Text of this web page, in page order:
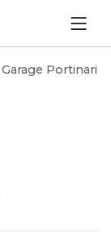
Garage Portinari